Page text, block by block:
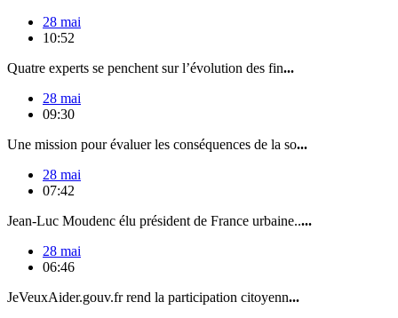
28 mai
10:52
Quatre experts se penchent sur l’évolution des fin...
28 mai
09:30
Une mission pour évaluer les conséquences de la so...
28 mai
07:42
Jean-Luc Moudenc élu président de France urbaine.....
28 mai
06:46
JeVeuxAider.gouv.fr rend la participation citoyenn...